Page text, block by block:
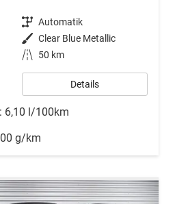
Getriebe Automatik
Außenfarbe Clear Blue Metallic
Kilometerstand 50 km
Details
6,10 l/100km
g/km